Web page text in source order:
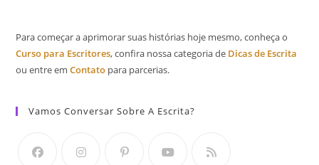
Para começar a aprimorar suas histórias hoje mesmo, conheça o
Curso para Escritores, confira nossa categoria de Dicas de Escrita
ou entre emContato para parcerias.
Vamos Conversar Sobre A Escrita?